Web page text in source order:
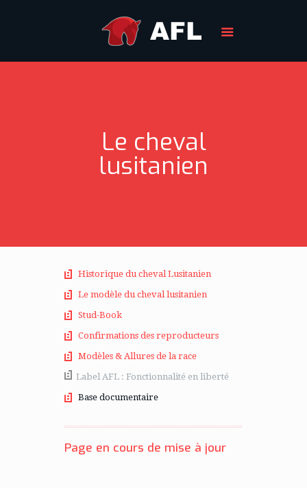
Le cheval
lusitanien
Historique du cheval Lusitanien
Le modèle du cheval lusitanien
Stud-Book
Confirmations des reproducteurs
Modèles & Allures de la race
Label AFL : Fonctionnalité en liberté
Base documentaire
Page en cours de mise à jour